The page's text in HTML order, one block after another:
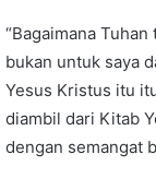
“Bagaimana
bukan untuk saya
Yesus Kristus itu
diambil dari Kitab
dengan semangat